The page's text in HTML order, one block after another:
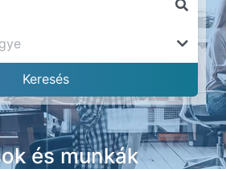
és munkák